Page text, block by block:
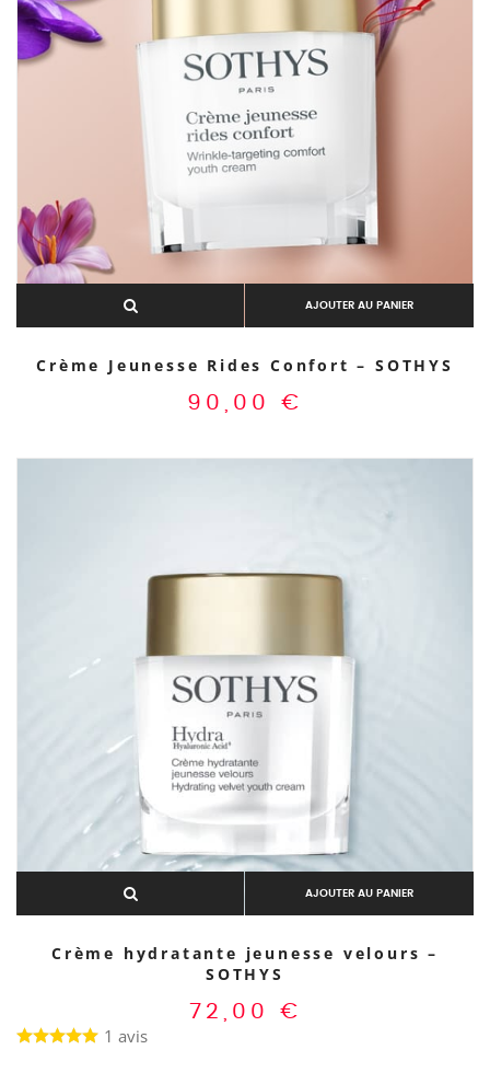
AJOUTER AU PANIER
Crème Jeunesse Rides Confort – SOTHYS
90,00 €
AJOUTER AU PANIER
Crème hydratante jeunesse velours –
SOTHYS
72,00 €
1 avis